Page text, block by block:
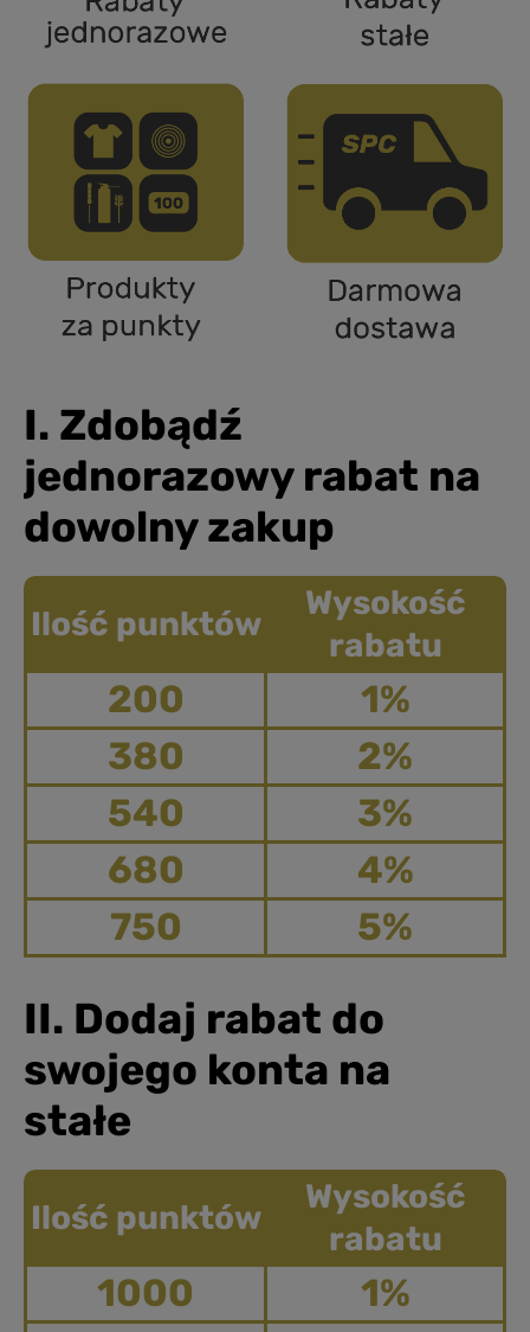
I. Zdobądź
jednorazowy rabat na
dowolny zakup
Ilość punktów
Wysokość
rabatu
200
1%
380
2%
540
3%
680
4%
750
5%
II. Dodaj rabat do
swojego konta na
stałe
Ilość punktów
Wysokość
rabatu
1000
1%